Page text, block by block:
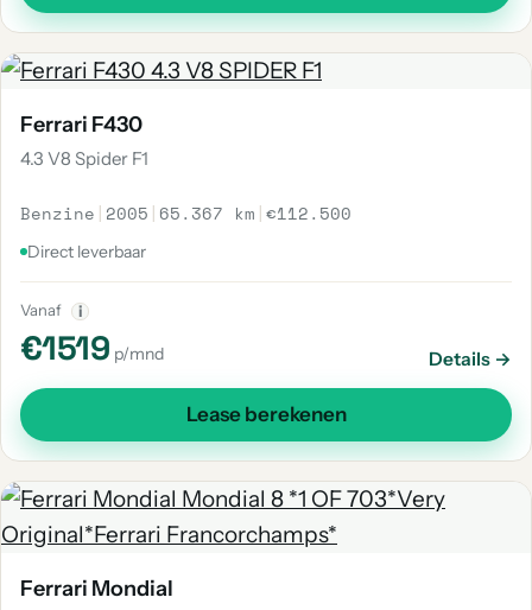
Ferrari F430
4.3 V8 Spider F1
Benzine | 2005 | 65.367 km |€112.500
Direct leverbaar
Vanaf i
€1519 p/mnd Details →
Lease berekenen
Ferrari Mondial